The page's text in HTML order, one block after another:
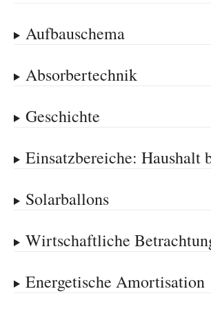
Aufbauschema
Absorbertechnik
Geschichte
Einsatzbereiche: Haushalt
Solarballons
Wirtschaftliche
Energetische Amortisation